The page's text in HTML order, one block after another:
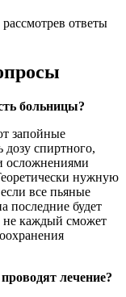
ответы
больницы?
запойные
дозу спиртного,
осложнениями
нужную
все пьяные
последние будет
не каждый сможет
лечение?